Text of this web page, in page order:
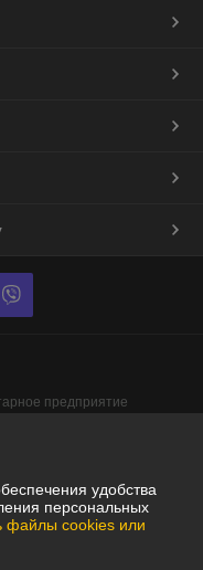
предприятие
исполнительный
удобства
персональных
файлы cookies или